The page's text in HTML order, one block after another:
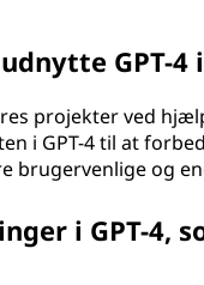
GPT-4
projekter ved
i GPT-4 til at
brugervenlige og
i GPT-4,